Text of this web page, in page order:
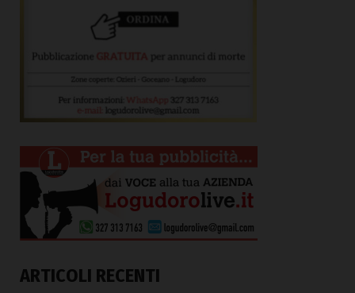
ARTICOLI RECENTI